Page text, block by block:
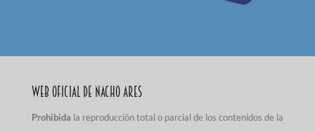
Web Oficial de Nacho Ares
Prohibida la reproducción total o parcial de los contenidos de la